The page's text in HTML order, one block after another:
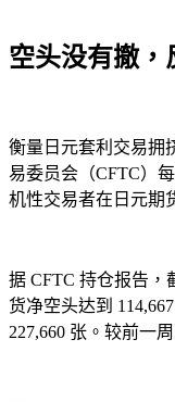
空头没有撤，
衡量日元套利交易拥
易委员会（CFTC）
机性交易者在日元期
据 CFTC 持仓报告，
货净空头达到
227,660 张。较前一